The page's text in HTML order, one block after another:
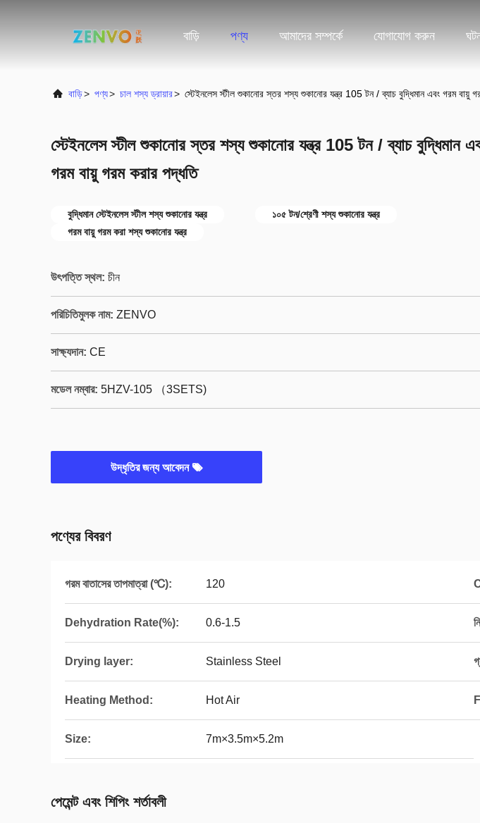
বাড়ি পণ্য আমাদের সম্পর্কে যোগাযোগ করুন
বাড়ি> পণ্য> চাল শস্য ড্রায়ার> স্টেইনলেস স্টীল শুকানোর স্তর শস্য শুকানোর যন্ত্র 105 টন / ব্যাচ বুদ্ধিমান এবং গরম বায়ু
স্টেইনলেস স্টীল শুকানোর স্তর শস্য শুকানোর যন্ত্র 105 টন / ব্যাচ বুদ্ধিমান
গরম বায়ু গরম করার পদ্ধতি
বুদ্ধিমান স্টেইনলেস স্টীল শস্য শুকানোর যন্ত্র
১০৫ টন/শ্রেণী শস্য শুকানোর যন্ত্র
গরম বায়ু গরম করা শস্য শুকানোর যন্ত্র
উৎপত্তি স্থল: চীন
পরিচিতিমুলক নাম: ZENVO
সাক্ষ্যদান: CE
মডেল নম্বার: 5HZV-105 （3SETS)
উদ্ধৃতির জন্য আবেদন
পণ্যের বিবরণ
গরম বাতাসের তাপমাত্রা (℃): 120
Dehydration Rate(%): 0.6-1.5
Drying layer: Stainless Steel
Heating Method: Hot Air
Size: 7m×3.5m×5.2m
পেমেন্ট এবং শিপিং শর্তাবলী